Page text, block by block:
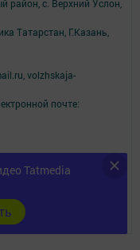
Tatmedia
район, с. Верхний Услон,
Татарстан, Г.Казань,
volzhskaja-
почте:
сервисов и
браузера.